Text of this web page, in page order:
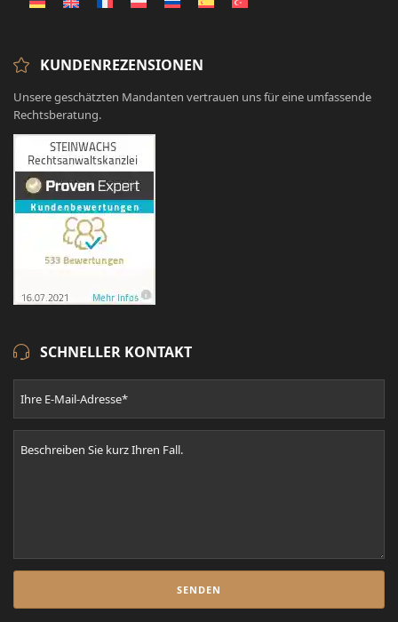
KUNDENREZENSIONEN
Unsere geschätzten Mandanten vertrauen uns für eine umfassende
Rechtsberatung.
SCHNELLER KONTAKT